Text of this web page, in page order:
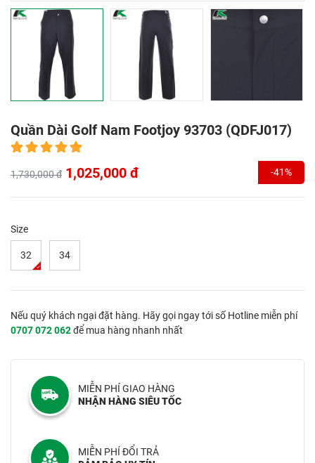
Quần Dài Golf Nam Footjoy 93703 (QDFJ017)
1,730,000 đ 1,025,000 đ -41%
Size
32 34
Nếu quý khách ngại đặt hàng. Hãy gọi ngay tới số Hotline miễn phí
0707 072 062để mua hàng nhanh nhất
MIỄN PHÍ GIAO HÀNG
NHẬN HÀNG SIÊU TỐC
MIỄN PHÍ ĐỔI TRẢ